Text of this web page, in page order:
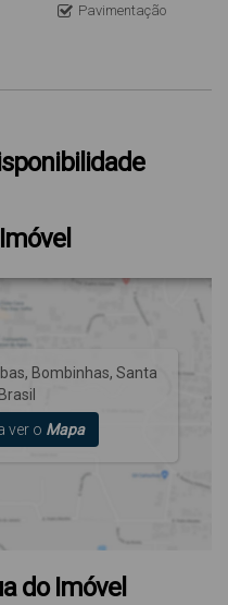
Pavimentação
, Bombinhas,Santa
Brasil
ver o Mapa
do Imóvel